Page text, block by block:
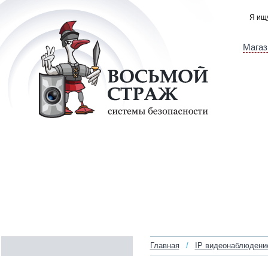
Главная / IP